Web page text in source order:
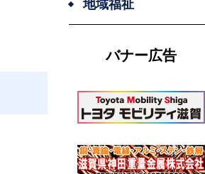
地域福祉
バナー広告